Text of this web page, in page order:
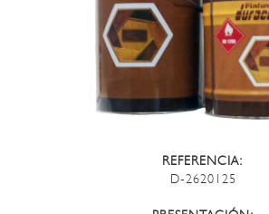
REFERENCIA:
D-2620125